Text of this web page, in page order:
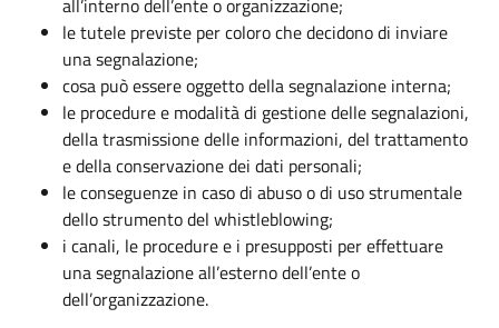
le tutele previste per coloro che decidono di inviare
una segnalazione;
cosa può essere oggetto della segnalazione interna;
le procedure e modalità di gestione delle segnalazioni,
della trasmissione delle informazioni, del trattamento
e della conservazione dei dati personali;
le conseguenze in caso di abuso o di uso strumentale
dello strumento del whistleblowing;
i canali, le procedure e i presupposti per effettuare
una segnalazione all’esterno dell’ente o
dell’organizzazione.